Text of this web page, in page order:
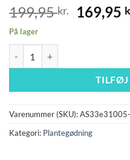
199,95kr.
Den
199,95
169,95
På lager
TILFØJ
Varenummer (SKU):
Kategori: Plantegødning